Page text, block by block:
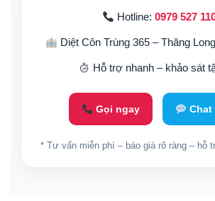
Hotline: 0979 527
Diệt Côn Trùng 365 – Thăng
Hỗ trợ nhanh – khảo sát
Gọi ngay Chat
* Tư vấn miễn phí – báo giá rõ ràng – hỗ